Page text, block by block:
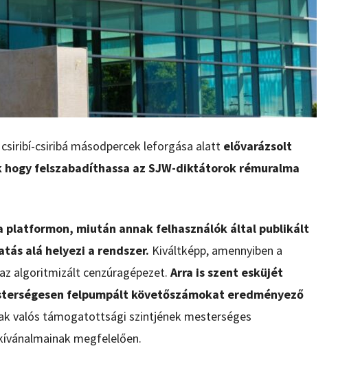
csiribí-csiribá másodpercek leforgása alatt elővarázsolt
felszabadíthassa az SJW-diktátorok rémuralma
platformon, miután annak felhasználók által publikált
alá helyezi a rendszer. Kiváltképp, amennyiben a
algoritmizált cenzúragépezet. Arra is szent esküjét
felpumpált követőszámokat eredményező
valós támogatottsági szintjének mesterséges
megfelelően.